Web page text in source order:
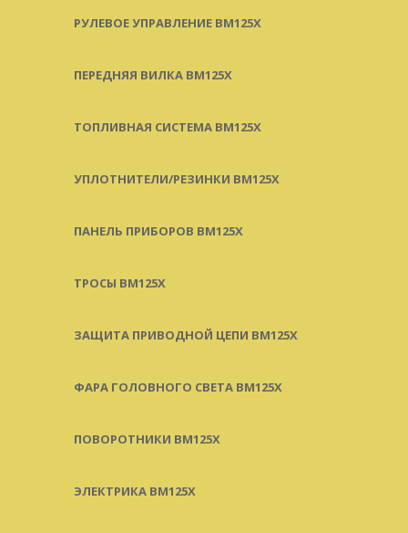
РУЛЕВОЕ УПРАВЛЕНИЕ BM125X
ПЕРЕДНЯЯ ВИЛКА BM125X
ТОПЛИВНАЯ СИСТЕМА BM125X
УПЛОТНИТЕЛИ/РЕЗИНКИ BM125X
ПАНЕЛЬ ПРИБОРОВ BM125X
ТРОСЫ BM125X
ЗАЩИТА ПРИВОДНОЙ ЦЕПИ BM125X
ФАРА ГОЛОВНОГО СВЕТА BM125X
ПОВОРОТНИКИ BM125X
ЭЛЕКТРИКА BM125X